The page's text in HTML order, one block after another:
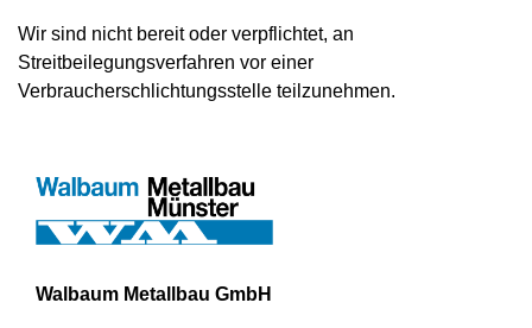
Wir sind nicht bereit oder verpflichtet, an
Streitbeilegungsverfahren vor einer
Verbraucherschlichtungsstelle teilzunehmen.
Walbaum Metallbau GmbH